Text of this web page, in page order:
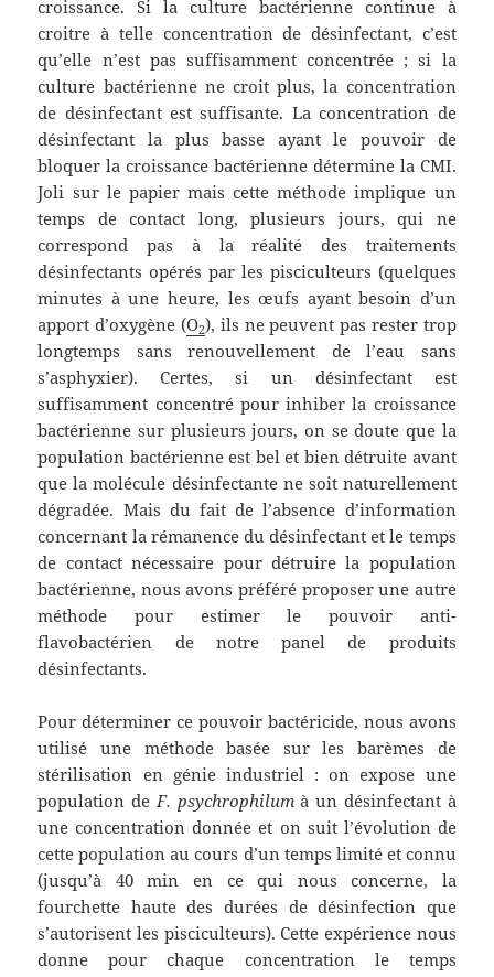
croissance. Si la culture bactérienne continue à
croitre à telle concentration de désinfectant, c’est
qu’elle n’est pas suffisamment concentrée ; si la
culture bactérienne ne croit plus, la concentration
de désinfectant est suffisante. La concentration de
désinfectant la plus basse ayant le pouvoir de
bloquer la croissance bactérienne détermine la CMI.
Joli sur le papier mais cette méthode implique un
temps de contact long, plusieurs jours, qui ne
correspond pas à la réalité des traitements
désinfectants opérés par les pisciculteurs (quelques
minutes à une heure, les œufs ayant besoin d’un
apport d’oxygène (O2), ils ne peuvent pas rester trop
longtemps sans renouvellement de l’eau sans
s’asphyxier). Certes, si un désinfectant est
suffisamment concentré pour inhiber la croissance
bactérienne sur plusieurs jours, on se doute que la
population bactérienne est bel et bien détruite avant
que la molécule désinfectante ne soit naturellement
dégradée. Mais du fait de l’absence d’information
concernant la rémanence du désinfectant et le temps
de contact nécessaire pour détruire la population
bactérienne, nous avons préféré proposer une autre
méthode pour estimer le pouvoir anti-
flavobactérien de notre panel de produits
désinfectants.
Pour déterminer ce pouvoir bactéricide, nous avons
utilisé une méthode basée sur les barèmes de
stérilisation en génie industriel : on expose une
population de F. psychrophilumà un désinfectant à
une concentration donnée et on suit l’évolution de
cette population au cours d’un temps limité et connu
(jusqu’à 40 min en ce qui nous concerne, la
fourchette haute des durées de désinfection que
s’autorisent les pisciculteurs). Cette expérience nous
donne pour chaque concentration le temps